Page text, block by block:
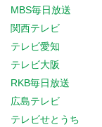
MBS毎日放送
関西テレビ
テレビ愛知
テレビ大阪
RKB毎日放送
広島テレビ
テレビせとうち